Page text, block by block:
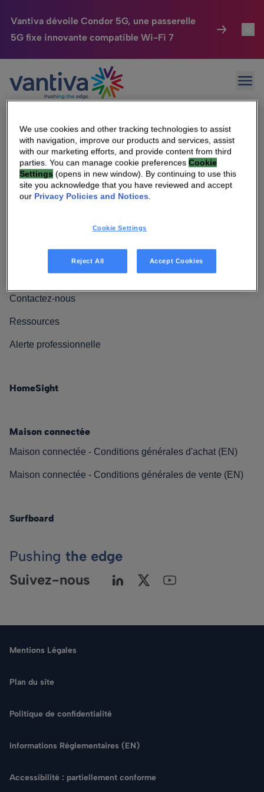
Vantiva dévoile Condor 5G, une passerelle
5G fixe innovante compatible Wi-Fi 7
Passer au contenu principal
Maison Connectée
HomeSight
Entreprise
Nos Engagements
Rechercher
Sorry, no results were found.
Rechercher :
Qui sommes-nous
Relations investisseurs
Nos engagements
Contactez-nous
Ressources
Alerte professionnelle
HomeSight
Maison connectée
Maison connectée - Conditions générales d'achat (EN)
Maison connectée - Conditions générales de vente (EN)
Surfboard
Pushing the edge
Suivez-nous
Mentions Légales
Plan du site
Politique de confidentialité
Informations Réglementaires (EN)
Accessibilité : partiellement conforme
We use cookies and other tracking technologies to assist
with navigation, improve our products and services, assist
with our marketing efforts, and provide content from third
parties. You can manage cookie preferencesCookie
Settings (opens in new window). By continuing to use this
site you acknowledge that you have reviewed and accept
our Privacy Policies and Notices.
Cookie Settings
Reject All Accept Cookies